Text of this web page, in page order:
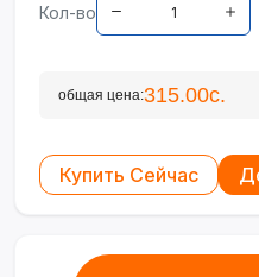
Кол-во
общая цена:315.00с.
Купить Сейчас